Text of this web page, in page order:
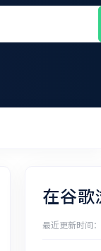
在谷
最近更新时间